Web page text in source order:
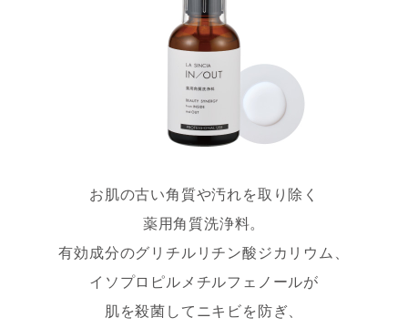
お肌の古い角質や汚れを取り除く
薬用角質洗浄料。
有効成分のグリチルリチン酸ジカリウム、
イソプロピルメチルフェノールが
肌を殺菌してニキビを防ぎ、